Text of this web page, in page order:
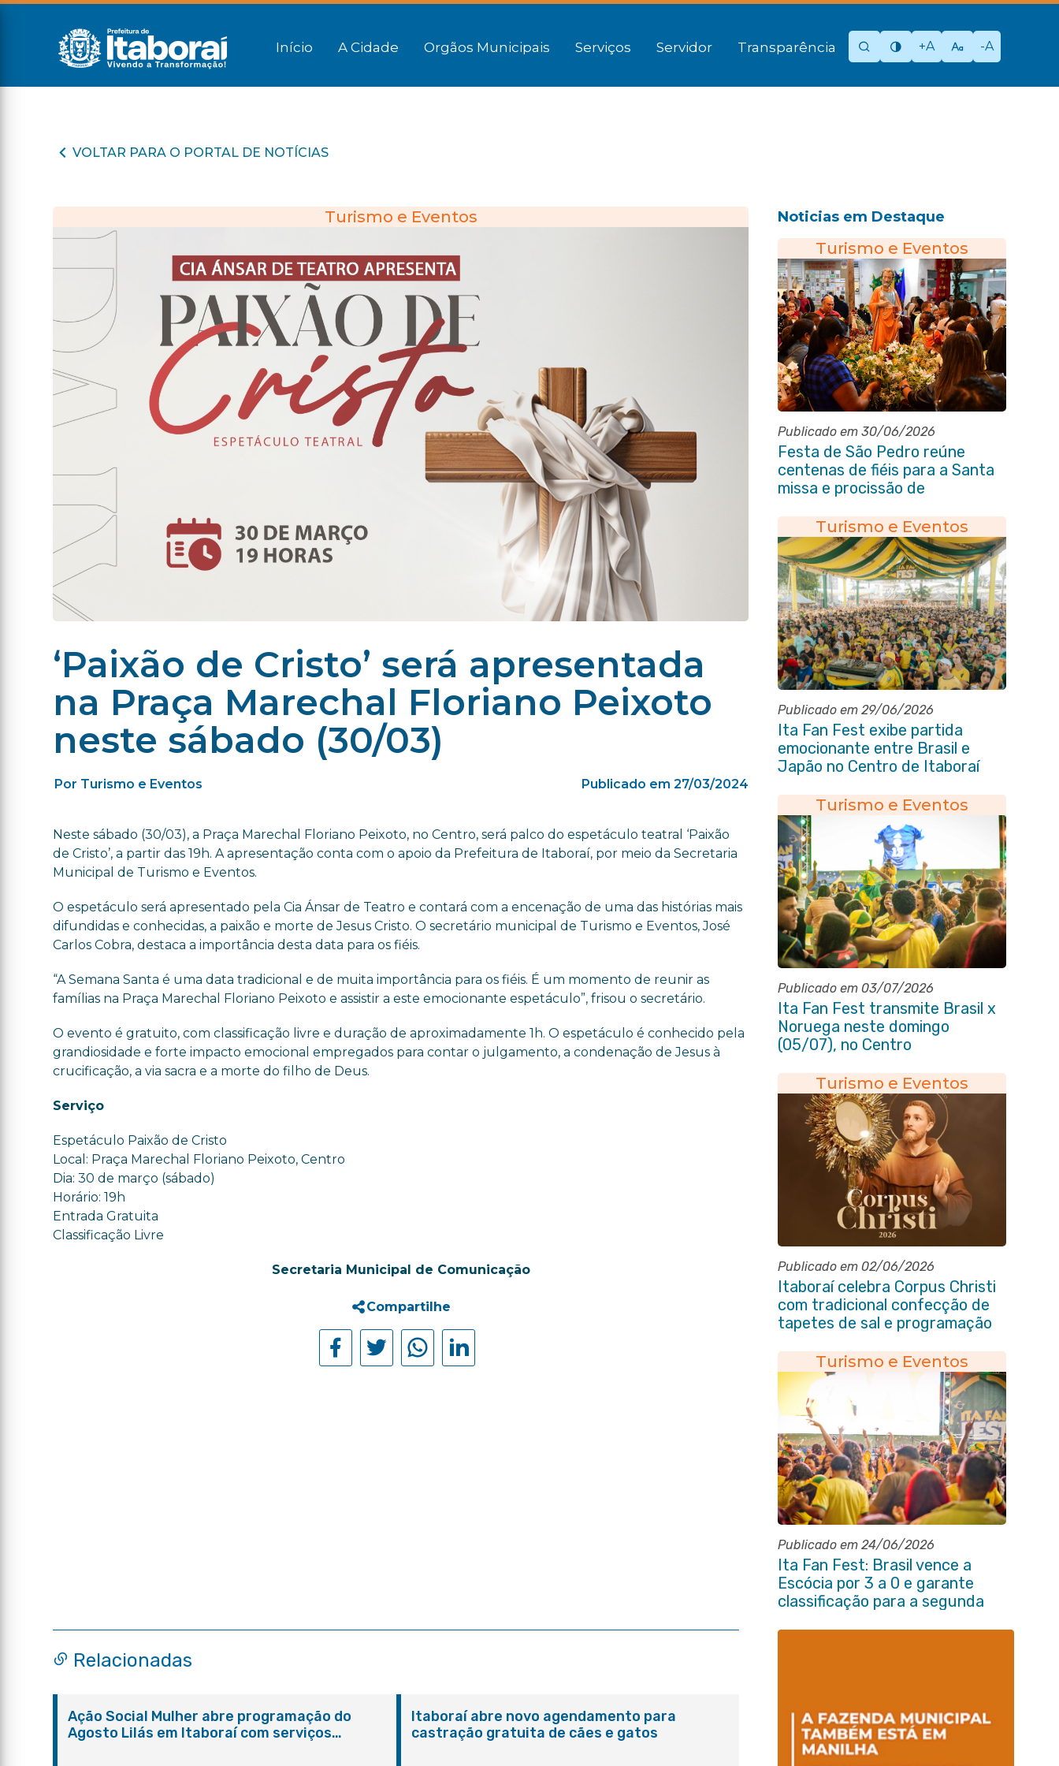
Início A Cidade Orgãos Municipais Serviços Servidor Transparência +A -A
VOLTAR PARA O PORTAL DE NOTÍCIAS
Turismo e Eventos
‘Paixão de Cristo’ será apresentada
na Praça Marechal Floriano Peixoto
neste sábado (30/03)
Por Turismo e Eventos Publicado em 27/03/2024
Neste sábado (30/03), a Praça Marechal Floriano Peixoto, no Centro, será palco do espetáculo teatral ‘Paixão
de Cristo’, a partir das 19h. A apresentação conta com o apoio da Prefeitura de Itaboraí, por meio da Secretaria
Municipal de Turismo e Eventos.
O espetáculo será apresentado pela Cia Ánsar de Teatro e contará com a encenação de uma das histórias mais
difundidas e conhecidas, a paixão e morte de Jesus Cristo. O secretário municipal de Turismo e Eventos, José
Carlos Cobra, destaca a importância desta data para os fiéis.
“A Semana Santa é uma data tradicional e de muita importância para os fiéis. É um momento de reunir as
famílias na Praça Marechal Floriano Peixoto e assistir a este emocionante espetáculo”, frisou o secretário.
O evento é gratuito, com classificação livre e duração de aproximadamente 1h. O espetáculo é conhecido pela
grandiosidade e forte impacto emocional empregados para contar o julgamento, a condenação de Jesus à
crucificação, a via sacra e a morte do filho de Deus.
Serviço
Espetáculo Paixão de Cristo
Local: Praça Marechal Floriano Peixoto, Centro
Dia: 30 de março (sábado)
Horário: 19h
Entrada Gratuita
Classificação Livre
Secretaria Municipal de Comunicação
Compartilhe
Noticias em Destaque
Turismo e Eventos
Publicado em 30/06/2026
Festa de São Pedro reúne
centenas de fiéis para a Santa
missa e procissão de
Turismo e Eventos
Publicado em 29/06/2026
Ita Fan Fest exibe partida
emocionante entre Brasil e
Japão no Centro de Itaboraí
Turismo e Eventos
Publicado em 03/07/2026
Ita Fan Fest transmite Brasil x
Noruega neste domingo
(05/07), no Centro
Turismo e Eventos
Publicado em 02/06/2026
Itaboraí celebra Corpus Christi
com tradicional confecção de
tapetes de sal e programação
Turismo e Eventos
Publicado em 24/06/2026
Ita Fan Fest: Brasil vence a
Escócia por 3 a 0 e garante
classificação para a segunda
Relacionadas
Ação Social Mulher abre programação do
Agosto Lilás em Itaboraí com serviços
Itaboraí abre novo agendamento para
castração gratuita de cães e gatos